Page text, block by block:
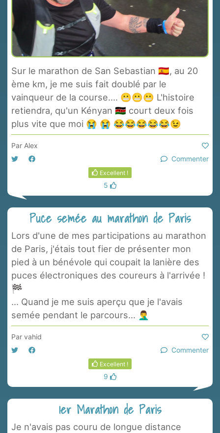
Sur le marathon de San Sebastian 🇪🇸, au 20
ème km, je me suis fait doublé par le
vainqueur de la course.... 😬😬😬 L'histoire
retiendra, qu'un Kényan 🇰🇪 court deux fois
plus vite que moi 😭 😭 😂😂😂😂😂😉
Par Alex
Commenter
Excellent !
5
Puce semée au marathon de Paris
Lors d'une de mes participations au marathon
de Paris, j'étais tout fier de présenter mon
pied à un bénévole qui coupait la lanière des
puces électroniques des coureurs à l'arrivée !
🏁
... Quand je me suis aperçu que je l'avais
semée pendant le parcours... 🤦‍♂️
Par vahid
Commenter
Excellent !
9
1er Marathon de Paris
Je n'avais pas couru de longue distance